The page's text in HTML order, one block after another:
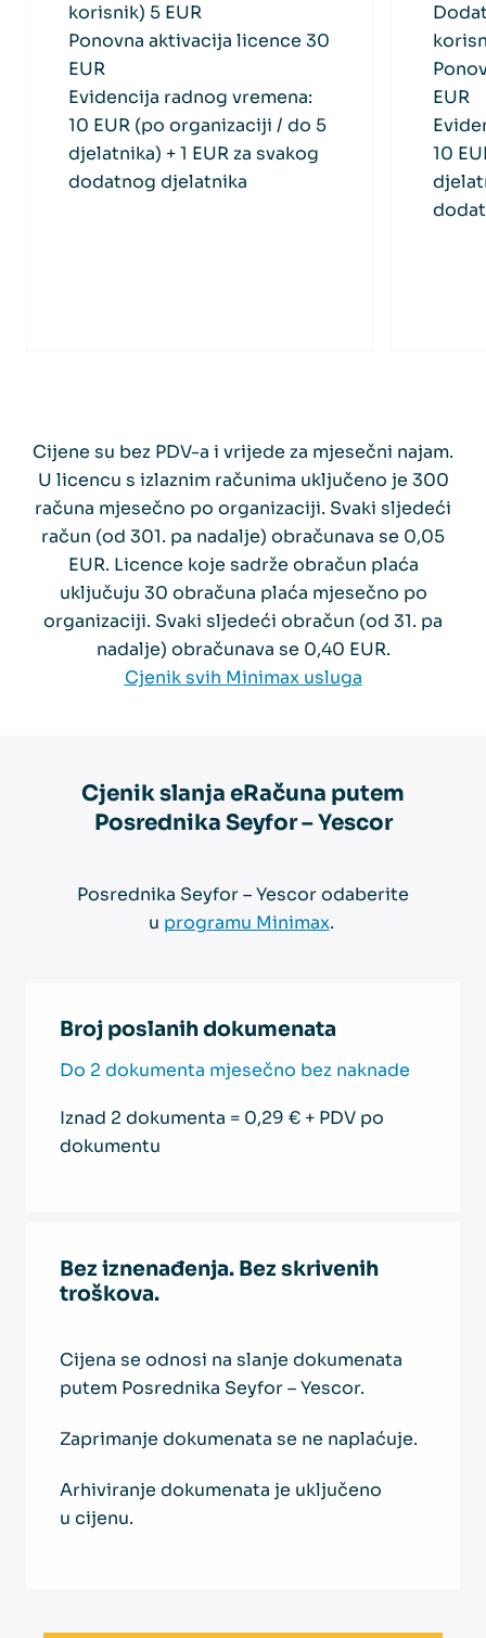
korisnik) 5 EUR
Ponovna aktivacija licence 30
EUR
Evidencija radnog vremena:
10 EUR (po organizaciji / do 5
djelatnika) + 1 EUR za svakog
dodatnog djelatnika
EUR
10
Cijene su bez PDV-a i vrijede za mjesečni najam.
U licencu s izlaznim računima uključeno je 300
računa mjesečno po organizaciji. Svaki sljedeći
račun (od 301. pa nadalje) obračunava se 0,05
EUR. Licence koje sadrže obračun plaća
uključuju 30 obračuna plaća mjesečno po
organizaciji. Svaki sljedeći obračun (od 31. pa
nadalje) obračunava se 0,40 EUR.
Cjenik svih Minimax usluga
Cjenik slanja eRačuna putem
Posrednika Seyfor – Yescor
Posrednika Seyfor – Yescor odaberite
u programu Minimax.
Broj poslanih dokumenata
Do 2 dokumenta mjesečno bez naknade
Iznad 2 dokumenta = 0,29 € + PDV po
dokumentu
Bez iznenađenja. Bez skrivenih
troškova.
Cijena se odnosi na slanje dokumenata
putem Posrednika Seyfor – Yescor.
Zaprimanje dokumenata se ne naplaćuje.
Arhiviranje dokumenata je uključeno
u cijenu.